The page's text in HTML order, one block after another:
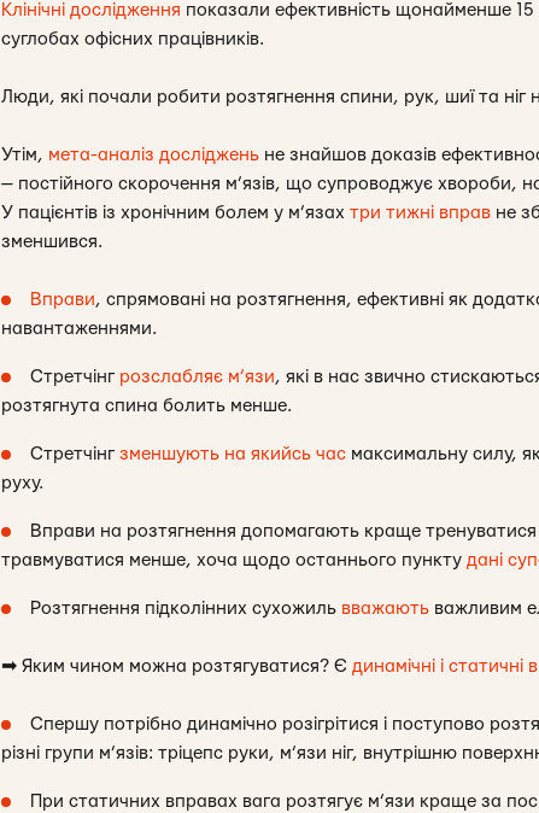
Клінічні дослідження показали ефективність щонайменше 15
суглобах офісних працівників.
Люди, які почали робити розтягнення спини, рук, шиї та ніг
Утім, мета-аналіз досліджень не знайшов доказів
— постійного скорочення м’язів, що супроводжує хвороби,
У пацієнтів із хронічним болем у м’язах три тижні вправ не
зменшився.
Вправи, спрямовані на розтягнення, ефективні як
навантаженнями.
Стретчінг розслабляє м’язи, які в нас звично
розтягнута спина болить менше.
Стретчінг зменшують на якийсь час максимальну силу,
руху.
Вправи на розтягнення допомагають краще
травмуватися менше, хоча щодо останнього пункту дані
Розтягнення підколінних сухожиль вважають важливим
➡ Яким чином можна розтягуватися? Є динамічні і статичні
Спершу потрібно динамічно розігрітися і поступово
різні групи м’язів: тріцепс руки, м’язи ніг, внутрішню
При статичних вправах вага розтягує м’язи краще за